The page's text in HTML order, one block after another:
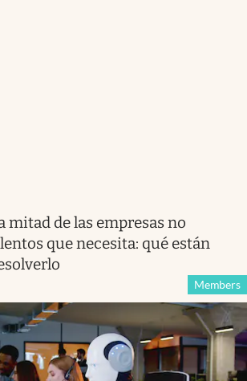
mitad de las empresas no
que necesita: qué están
Members